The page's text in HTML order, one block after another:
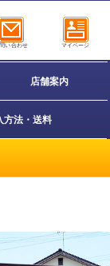
い合わせ マイページ
店舗案内
方法・送料